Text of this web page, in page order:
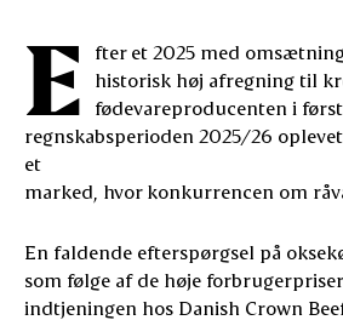
E
fter et 2025 med
historisk høj afregning til
fødevareproducenten i
regnskabsperioden 2025/26
et
marked, hvor konkurrencen om
En faldende efterspørgsel på
som følge af de høje
indtjeningen hos Danish Crown